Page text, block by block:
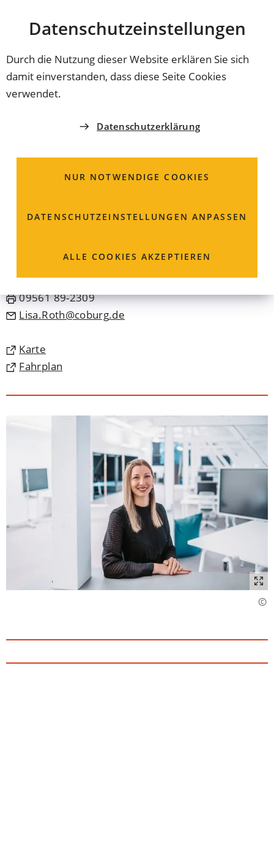
Datenschutz­einstellungen
Durch die Nutzung dieser Website erklären Sie sich
damit einverstanden, dass diese Seite Cookies
verwendet.
Datenschutzerklärung
NUR NOTWENDIGE COOKIES
DATENSCHUTZ­EINSTELLUNGEN ANPASSEN
ALLE COOKIES AKZEPTIEREN
INHALT ANSPRINGEN
Coburg
WIRTSCHAFTSFÖRDERUNGSGESELLSCHAFT DER
STADT COBURG
LisaRoth
der Stadt Coburg
09561 89-2305
09561 89-2309
Lisa.Roth
coburg de
Karte
(Öffnet
in
neuen
Fahrplan
(Öffnet
einem